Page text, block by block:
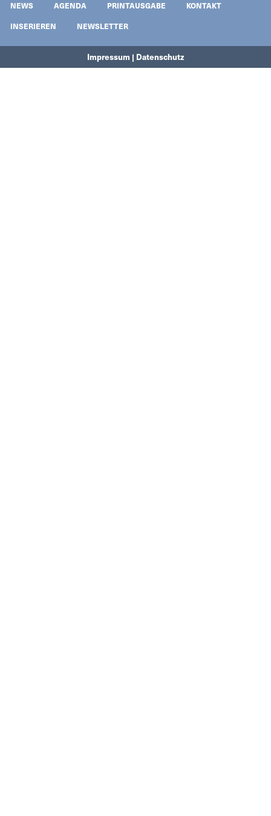
NEWS AGENDA PRINTAUSGABE
KONTAKT
INSERIEREN
NEWSLETTER
Impressum | Datenschutz